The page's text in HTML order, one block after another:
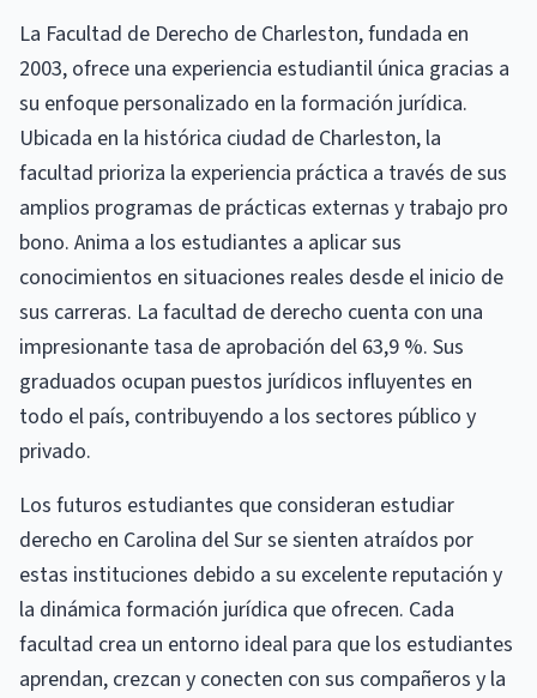
La Facultad de Derecho de Charleston, fundada en
2003, ofrece una experiencia estudiantil única gracias a
su enfoque personalizado en la formación jurídica.
Ubicada en la histórica ciudad de Charleston, la
facultad prioriza la experiencia práctica a través de sus
amplios programas de prácticas externas y trabajo pro
bono. Anima a los estudiantes a aplicar sus
conocimientos en situaciones reales desde el inicio de
sus carreras. La facultad de derecho cuenta con una
impresionante tasa de aprobación del 63,9 %. Sus
graduados ocupan puestos jurídicos influyentes en
todo el país, contribuyendo a los sectores público y
privado.
Los futuros estudiantes que consideran estudiar
derecho en Carolina del Sur se sienten atraídos por
estas instituciones debido a su excelente reputación y
la dinámica formación jurídica que ofrecen. Cada
facultad crea un entorno ideal para que los estudiantes
aprendan, crezcan y conecten con sus compañeros y la